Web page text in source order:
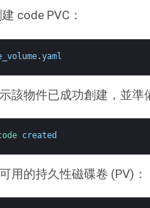
code PVC：
.yaml
該物件已成功創建，並準
created
用的持久性磁碟卷 (PV)：